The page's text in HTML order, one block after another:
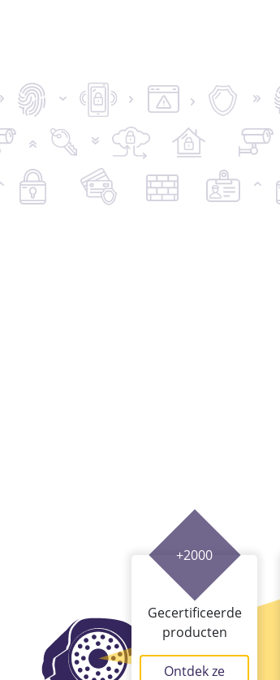
+2000
Gecertificeerde
producten
Ontdek ze